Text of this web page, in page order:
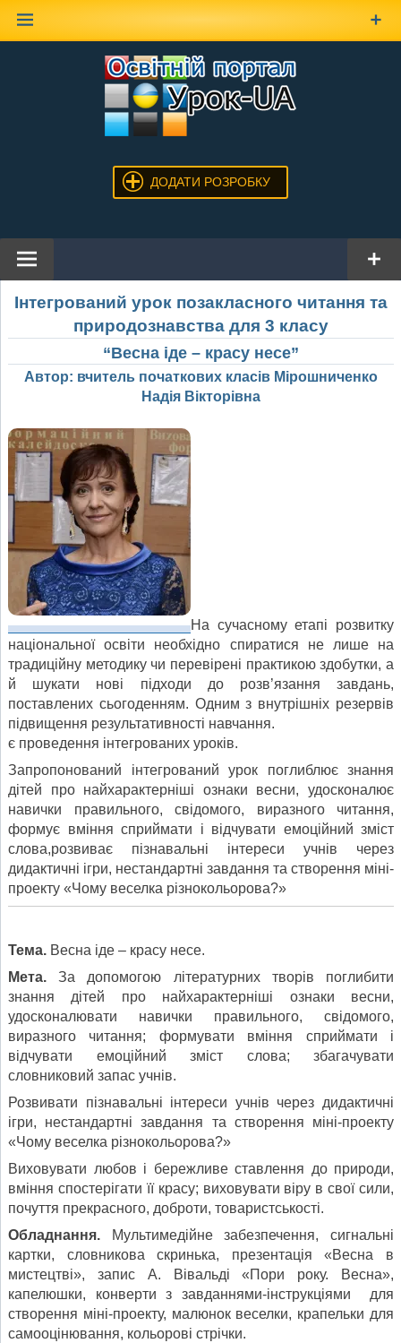
ДОДАТИ РОЗРОБКУ
Інтегрований урок позакласного читання та
природознавства для 3 класу
“Весна іде – красу несе”
Автор: вчитель початкових класів Мірошниченко
Надія Вікторівна
На сучасному етапі розвитку
національної освіти необхідно спиратися не лише на
традиційну методику чи перевірені практикою здобутки, а
й шукати нові підходи до розв’язання завдань,
поставлених сьогоденням. Одним з внутрішніх резервів
підвищення результативності навчання.
є проведення інтегрованих уроків.
Запропонований інтегрований урок поглиблює знання
дітей про найхарактерніші ознаки весни, удосконалює
навички правильного, свідомого, виразного читання,
формує вміння сприймати і відчувати емоційний зміст
слова,розвиває пізнавальні інтереси учнів через
дидактичні ігри, нестандартні завдання та створення міні-
проекту «Чому веселка різнокольорова?»
Тема. Весна іде – красу несе.
Мета. За допомогою літературних творів поглибити
знання дітей про найхарактерніші ознаки весни,
удосконалювати навички правильного, свідомого,
виразного читання; формувати вміння сприймати і
відчувати емоційний зміст слова; збагачувати
словниковий запас учнів.
Розвивати пізнавальні інтереси учнів через дидактичні
ігри, нестандартні завдання та створення міні-проекту
«Чому веселка різнокольорова?»
Виховувати любов і бережливе ставлення до природи,
вміння спостерігати її красу; виховувати віру в свої сили,
почуття прекрасного, доброти, товаристськості.
Обладнання. Мультимедійне забезпечення, сигнальні
картки, словникова скринька, презентація «Весна в
мистецтві», запис А. Вівальді «Пори року. Весна»,
капелюшки, конверти з завданнями-інструкціями для
створення міні-проекту, малюнок веселки, крапельки для
самооцінювання, кольорові стрічки.